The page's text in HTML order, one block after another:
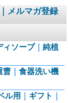
メルマガ登録
ィソープ｜純植
曹 ｜食器洗い機
ル用 ギフト